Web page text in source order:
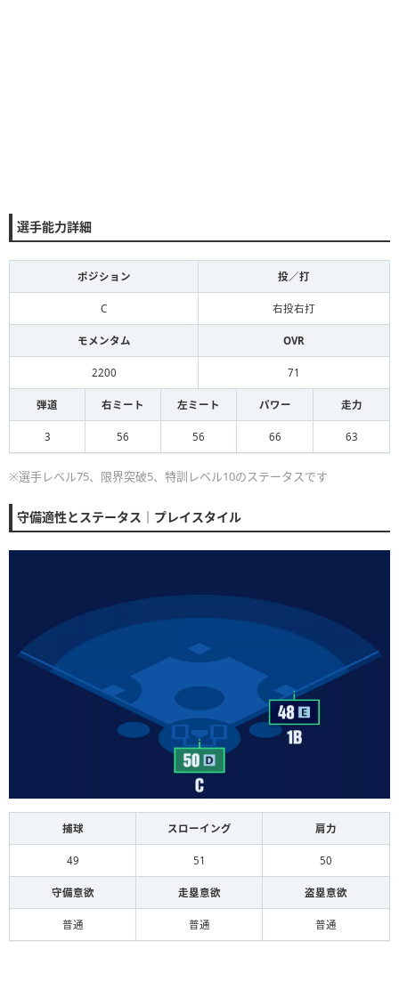
選手能力詳細
ポジション 投／打
C 右投右打
モメンタム OVR
2200 71
弾道 右ミート 左ミート パワー 走力
3 56 56 66 63
※選手レベル75、限界突破5、特訓レベル10のステータスです
守備適性とステータス｜プレイスタイル
捕球 スローイング 肩力
49 51 50
守備意欲 走塁意欲 盗塁意欲
普通 普通 普通